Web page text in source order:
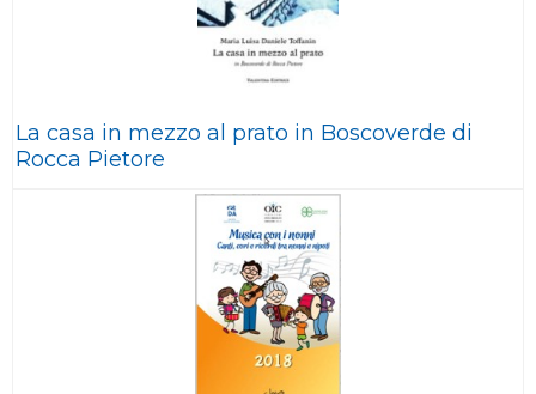
La casa in mezzo al prato in Boscoverde di
Rocca Pietore